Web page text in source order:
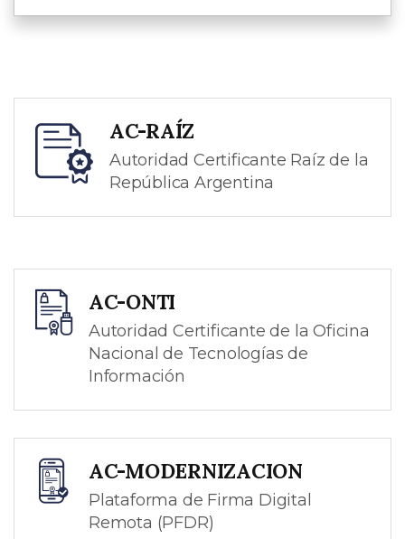
AC-RAÍZ
Autoridad Certificante Raíz de la
República Argentina
AC-ONTI
Autoridad Certificante de la Oficina
Nacional de Tecnologías de
Información
AC-MODERNIZACION
Plataforma de Firma Digital
Remota (PFDR)